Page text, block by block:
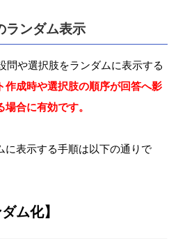
ランダム表示
問や選択肢をランダムに表示する
作成時や選択肢の順序が回答へ影
合に有効です。
に表示する手順は以下の通りで
ム化】